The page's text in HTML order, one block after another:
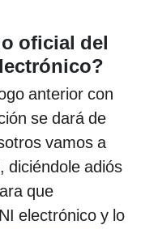
oficial del
anterior con
se dará de
vamos a
diciéndole adiós
que
electrónico y lo